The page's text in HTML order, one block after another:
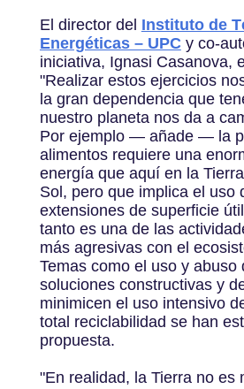
El director del Instituto de
Energéticas – UPCy co-
iniciativa, Ignasi Casanova,
"Realizar estos ejercicios
la gran dependencia que
nuestro planeta nos da a
Por ejemplo — añade — la
alimentos requiere una
energía que aquí en la
Sol, pero que implica el uso
extensiones de superficie
tanto es una de las
más agresivas con el
Temas como el uso y abuso
soluciones constructivas y
minimicen el uso intensivo
total reciclabilidad se han
propuesta.
"En realidad, la Tierra no es